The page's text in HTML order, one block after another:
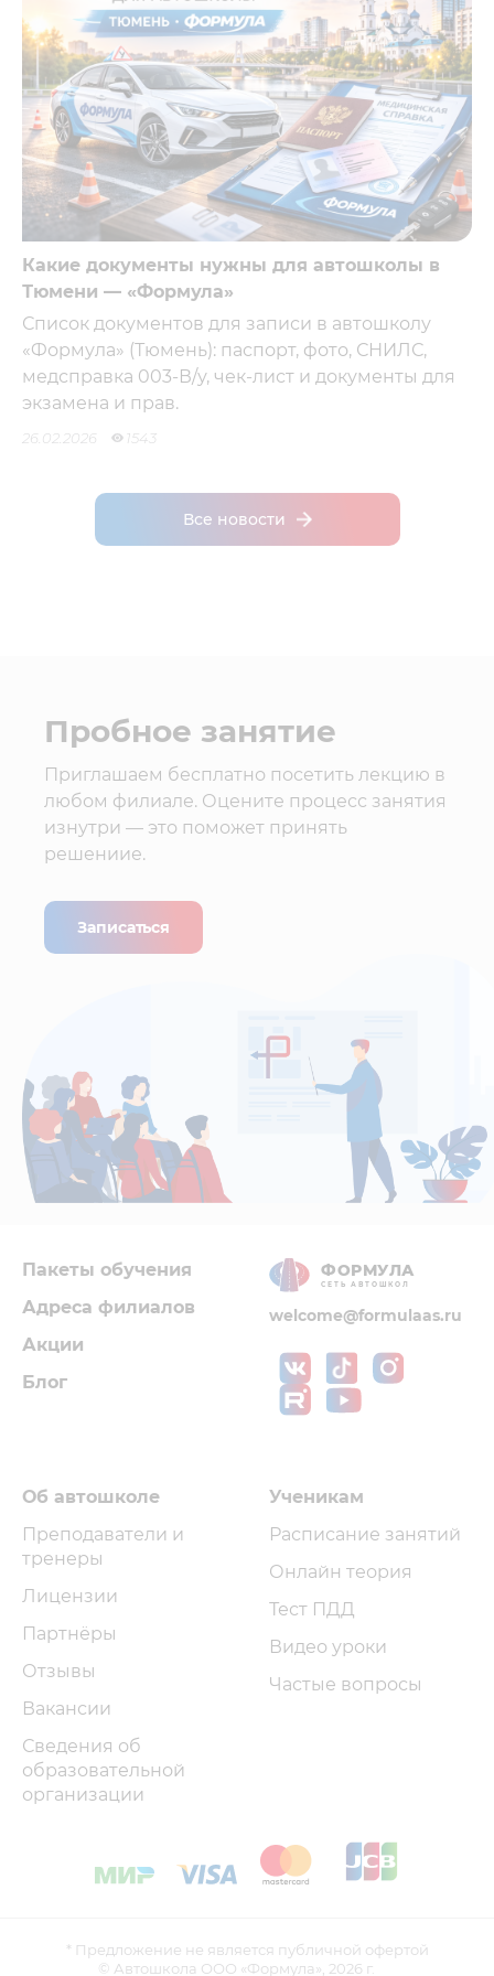
Какие документы нужны для автошколы в
Тюмени — «Формула»
Список документов для записи в автошколу
«Формула» (Тюмень): паспорт, фото, СНИЛС,
медсправка 003-В/у, чек-лист и документы для
экзамена и прав.
26.02.2026 1543
Все новости
Пробное занятие
Приглашаем бесплатно посетить лекцию в
любом филиале. Оцените процесс занятия
изнутри — это поможет принять
решениие.
Записаться
Пакеты обучения
Адреса филиалов
Акции
Блог
Об автошколе
Преподаватели и
тренеры
Лицензии
Партнёры
Отзывы
Вакансии
Сведения об
образовательной
организации
Ученикам
Расписание занятий
Онлайн теория
Тест ПДД
Видео уроки
Частые вопросы
ФОРМУЛА
СЕТЬ АВТОШКОЛ
welcome@formulaas.ru
* Предложение не является публичной офертой
© Автошкола ООО «Формула», 2026 г.